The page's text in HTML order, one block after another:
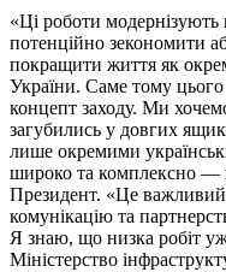
«Ці роботи
потенційно зекономити
покращити життя як
України. Саме тому
концепт заходу. Ми
загубились у довгих
лише окремими
широко та комплексно —
Президент. «Це
комунікацію та
Я знаю, що низка робіт
Міністерство